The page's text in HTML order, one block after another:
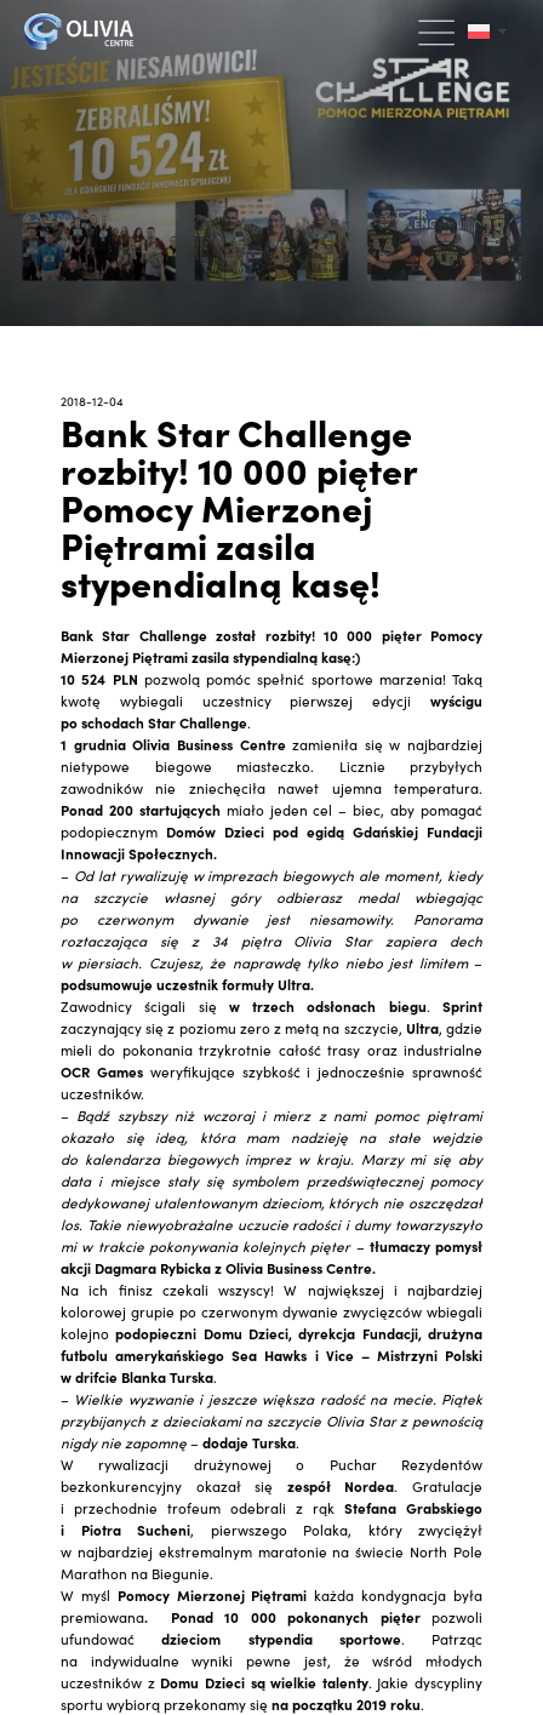
2018-12-04
Bank Star Challenge
rozbity! 10 000 pięter
Pomocy Mierzonej
Piętrami zasila
stypendialną kasę!
Bank Star Challenge został rozbity! 10 000 pięter Pomocy
Mierzonej Piętrami zasila stypendialną kasę:)
10 524 PLN pozwolą pomóc spełnić sportowe marzenia! Taką
kwotę wybiegali uczestnicy pierwszej edycji wyścigu
po schodach Star Challenge.
1 grudnia Olivia Business Centrezamieniła się w najbardziej
nietypowe biegowe miasteczko. Licznie przybyłych
zawodników nie zniechęciła nawet ujemna temperatura.
Ponad 200 startujących miało jeden cel – biec, aby pomagać
podopiecznym Domów Dzieci pod egidą Gdańskiej Fundacji
Innowacji Społecznych.
– Od lat rywalizuję w imprezach biegowych ale moment, kiedy
na szczycie własnej góry odbierasz medal wbiegając
po czerwonym dywanie jest niesamowity. Panorama
roztaczająca się z 34 piętra Olivia Star zapiera dech
w piersiach. Czujesz, że naprawdę tylko niebo jest limitem–
podsumowuje uczestnik formuły Ultra.
Zawodnicy ścigali się w trzech odsłonach biegu.Sprint
zaczynający się z poziomu zero z metą na szczycie, Ultra, gdzie
mieli do pokonania trzykrotnie całość trasy oraz industrialne
OCR Gamesweryfikujące szybkość i jednocześnie sprawność
uczestników.
– Bądź szybszy niż wczoraj i mierz z nami pomoc piętrami
okazało się ideą, która mam nadzieję na stałe wejdzie
do kalendarza biegowych imprez w kraju. Marzy mi się aby
data i miejsce stały się symbolem przedświątecznej pomocy
dedykowanej utalentowanym dzieciom, których nie oszczędzał
los. Takie niewyobrażalne uczucie radości i dumy towarzyszyło
mi w trakcie pokonywania kolejnych pięter – tłumaczy pomysł
akcji Dagmara Rybicka z Olivia Business Centre.
Na ich finisz czekali wszyscy! W największej i najbardziej
kolorowej grupie po czerwonym dywanie zwycięzców wbiegali
kolejnopodopieczni Domu Dzieci, dyrekcja Fundacji, drużyna
futbolu amerykańskiego Sea Hawks i Vice – Mistrzyni Polski
w drifcie Blanka Turska.
– Wielkie wyzwanie i jeszcze większa radość na mecie. Piątek
przybijanych z dzieciakami na szczycie Olivia Star z pewnością
nigdy nie zapomnę– dodaje Turska.
W rywalizacji drużynowej o Puchar Rezydentów
bezkonkurencyjny okazał się zespół Nordea. Gratulacje
i przechodnie trofeum odebrali z rąk Stefana Grabskiego
i Piotra Sucheni, pierwszego Polaka, który zwyciężył
w najbardziej ekstremalnym maratonie na świecie North Pole
Marathon na Biegunie.
W myśl Pomocy Mierzonej Piętrami każda kondygnacja była
premiowana. Ponad 10 000 pokonanych pięterpozwoli
ufundowaćdzieciom stypendia sportowe. Patrząc
na indywidualne wyniki pewne jest, że wśród młodych
uczestników z Domu Dzieci są wielkie talenty. Jakie dyscypliny
sportu wybiorą przekonamy się na początku 2019 roku.